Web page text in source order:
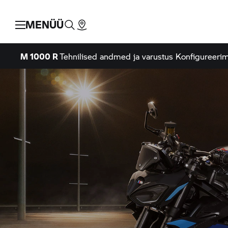
MENÜÜ
M 1000 RTehnilised andmed ja varustus